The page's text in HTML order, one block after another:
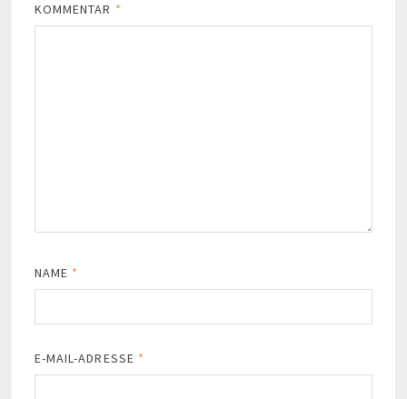
KOMMENTAR *
NAME *
E-MAIL-ADRESSE *